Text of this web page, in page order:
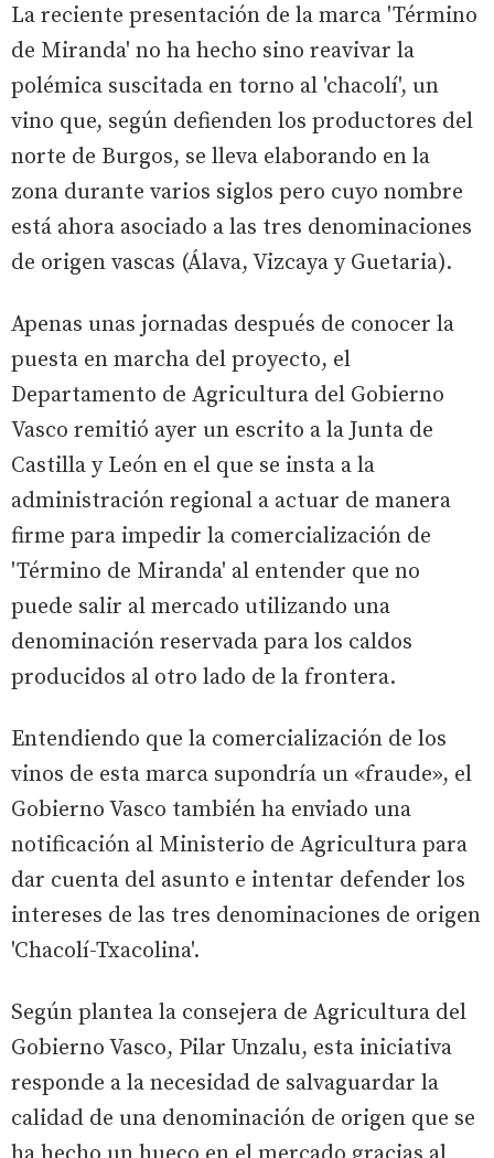
La reciente presentación de la marca 'Término
de Miranda' no ha hecho sino reavivar la
polémica suscitada en torno al 'chacolí', un
vino que, según defienden los productores del
norte de Burgos, se lleva elaborando en la
zona durante varios siglos pero cuyo nombre
está ahora asociado a las tres denominaciones
de origen vascas (Álava, Vizcaya y Guetaria).
Apenas unas jornadas después de conocer la
puesta en marcha del proyecto, el
Departamento de Agricultura del Gobierno
Vasco remitió ayer un escrito a la Junta de
Castilla y León en el que se insta a la
administración regional a actuar de manera
firme para impedir la comercialización de
'Término de Miranda' al entender que no
puede salir al mercado utilizando una
denominación reservada para los caldos
producidos al otro lado de la frontera.
Entendiendo que la comercialización de los
vinos de esta marca supondría un «fraude», el
Gobierno Vasco también ha enviado una
notificación al Ministerio de Agricultura para
dar cuenta del asunto e intentar defender los
intereses de las tres denominaciones de origen
'Chacolí-Txacolina'.
Según plantea la consejera de Agricultura del
Gobierno Vasco, Pilar Unzalu, esta iniciativa
responde a la necesidad de salvaguardar la
calidad de una denominación de origen que se